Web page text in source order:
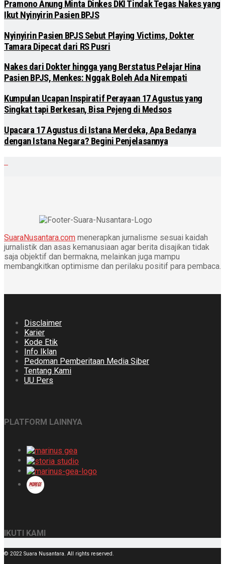
Pramono Anung Minta Dinkes DKI Tindak Tegas Nakes yang
Ikut Nyinyirin Pasien BPJS
Nyinyirin Pasien BPJS Sebut Playing Victims, Dokter
Tamara Dipecat dari RS Pusri
Nakes dari Dokter hingga yang Berstatus Pelajar Hina
Pasien BPJS, Menkes: Nggak Boleh Ada Nirempati
Kumpulan Ucapan Inspiratif Perayaan 17 Agustus yang
Singkat tapi Berkesan, Bisa Pejeng di Medsos
Upacara 17 Agustus di Istana Merdeka, Apa Bedanya
dengan Istana Negara? Begini Penjelasannya
SuaraNusantara.com menerapkan jurnalisme sesuai kaidah
jurnalistik dan asas kemanusiaan agar berita disajikan tidak
saja objektif dan bermakna, melainkan juga mampu
membangkitkan optimisme dan perilaku positif para pembaca.
Disclaimer
Karier
Kode Etik
Info Iklan
Pedoman Pemberitaan Media Siber
Tentang Kami
UU Pers
PLATFORM LAINNYA
IKUTI KAMI
© 2022 Suara Nusantara. All rights reserved.